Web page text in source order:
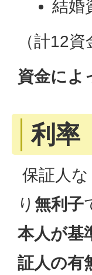
結婚
（計12資
資金によ
利率
保証人
り 無利子
本人が基
証人の有